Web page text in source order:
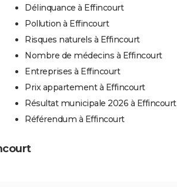
Délinquance à Effincourt
Pollution à Effincourt
Risques naturels à Effincourt
Nombre de médecins à Effincourt
Entreprises à Effincourt
Prix appartement à Effincourt
Résultat municipale 2026 à Effincourt
Référendum à Effincourt